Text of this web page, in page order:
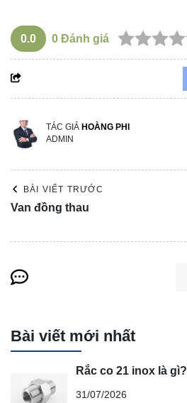
0.0 0 Đánh giá
TÁC GIẢ HOÀNG PHI
ADMIN
BÀI VIẾT TRƯỚC
Van đồng thau
Bài viết mới nhất
Rắc co 21 inox là gì?
31/07/2026